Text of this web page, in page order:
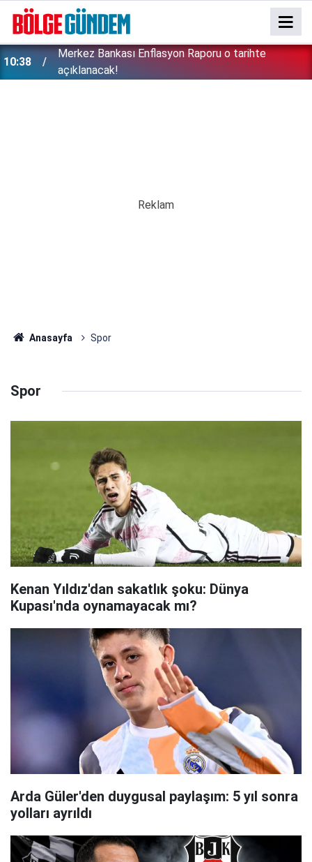
10:38
Merkez Bankası Enflasyon Raporu o tarihte
açıklanacak!
10:20
Emekliler dört gözle bekliyordu: Fark ödemeleri
hesaplara yatırıldı!
Anasayfa Spor
Spor
Kenan Yıldız'dan sakatlık şoku: Dünya
Kupası'nda oynamayacak mı?
Arda Güler'den duygusal paylaşım: 5 yıl sonra
yolları ayrıldı